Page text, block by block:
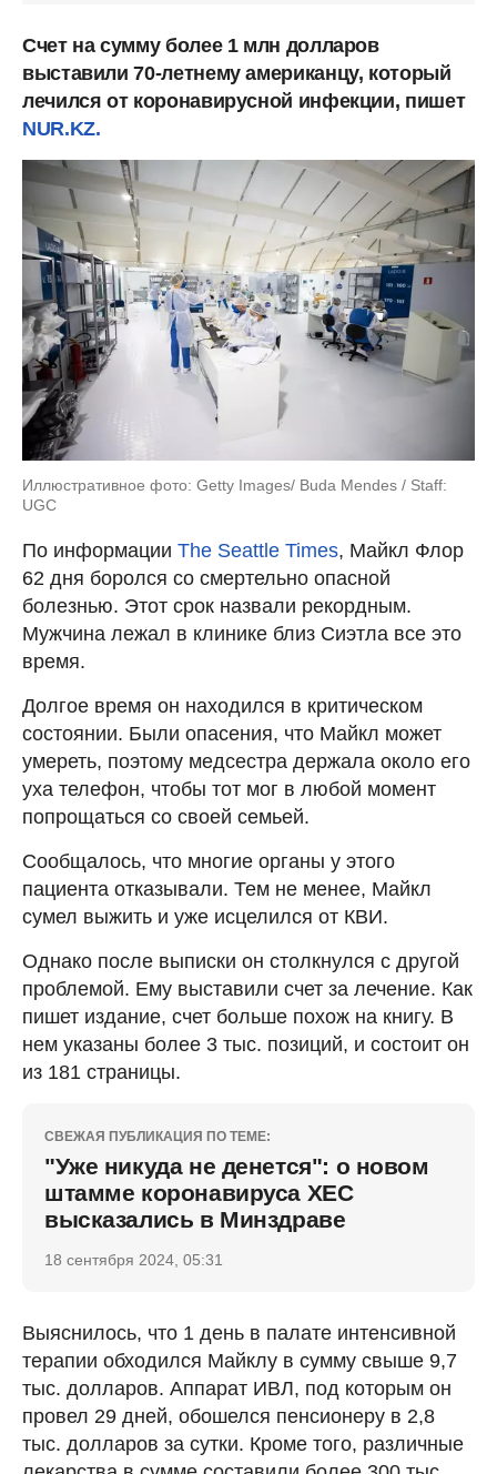
Счет на сумму более 1 млн долларов
выставили 70-летнему американцу, который
лечился от коронавирусной инфекции, пишет
NUR.KZ.
Иллюстративное фото: Getty Images/ Buda Mendes / Staff:
UGC
По информации The Seattle Times, Майкл Флор
62 дня боролся со смертельно опасной
болезнью. Этот срок назвали рекордным.
Мужчина лежал в клинике близ Сиэтла все это
время.
Долгое время он находился в критическом
состоянии. Были опасения, что Майкл может
умереть, поэтому медсестра держала около его
уха телефон, чтобы тот мог в любой момент
попрощаться со своей семьей.
Сообщалось, что многие органы у этого
пациента отказывали. Тем не менее, Майкл
сумел выжить и уже исцелился от КВИ.
Однако после выписки он столкнулся с другой
проблемой. Ему выставили счет за лечение. Как
пишет издание, счет больше похож на книгу. В
нем указаны более 3 тыс. позиций, и состоит он
из 181 страницы.
СВЕЖАЯ ПУБЛИКАЦИЯ ПО ТЕМЕ:
"Уже никуда не денется": о новом
штамме коронавируса ХЕС
высказались в Минздраве
18 сентября 2024, 05:31
Выяснилось, что 1 день в палате интенсивной
терапии обходился Майклу в сумму свыше 9,7
тыс. долларов. Аппарат ИВЛ, под которым он
провел 29 дней, обошелся пенсионеру в 2,8
тыс. долларов за сутки. Кроме того, различные